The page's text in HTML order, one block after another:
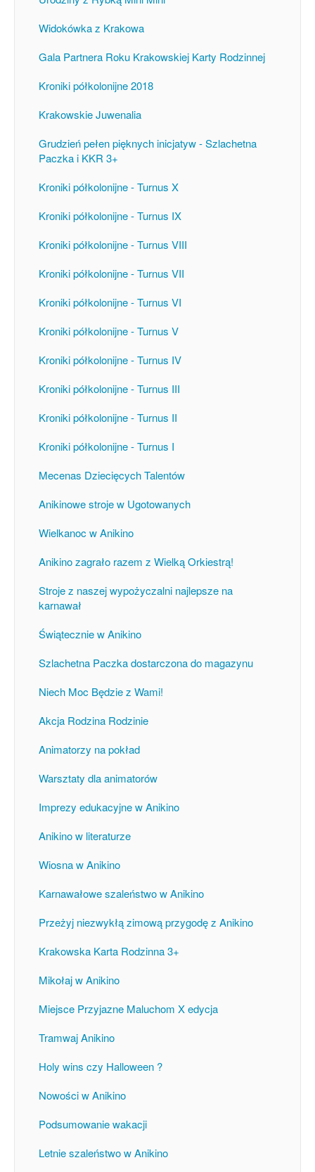
Widokówka z Krakowa
Gala Partnera Roku Krakowskiej Karty Rodzinnej
Kroniki półkolonijne 2018
Krakowskie Juwenalia
Grudzień pełen pięknych inicjatyw - Szlachetna
Paczka i KKR 3+
Kroniki półkolonijne - Turnus X
Kroniki półkolonijne - Turnus IX
Kroniki półkolonijne - Turnus VIII
Kroniki półkolonijne - Turnus VII
Kroniki półkolonijne - Turnus VI
Kroniki półkolonijne - Turnus V
Kroniki półkolonijne - Turnus IV
Kroniki półkolonijne - Turnus III
Kroniki półkolonijne - Turnus II
Kroniki półkolonijne - Turnus I
Mecenas Dziecięcych Talentów
Anikinowe stroje w Ugotowanych
Wielkanoc w Anikino
Anikino zagrało razem z Wielką Orkiestrą!
Stroje z naszej wypożyczalni najlepsze na
karnawał
Świątecznie w Anikino
Szlachetna Paczka dostarczona do magazynu
Niech Moc Będzie z Wami!
Akcja Rodzina Rodzinie
Animatorzy na pokład
Warsztaty dla animatorów
Imprezy edukacyjne w Anikino
Anikino w literaturze
Wiosna w Anikino
Karnawałowe szaleństwo w Anikino
Przeżyj niezwykłą zimową przygodę z Anikino
Krakowska Karta Rodzinna 3+
Mikołaj w Anikino
Miejsce Przyjazne Maluchom X edycja
Tramwaj Anikino
Holy wins czy Halloween ?
Nowości w Anikino
Podsumowanie wakacji
Letnie szaleństwo w Anikino